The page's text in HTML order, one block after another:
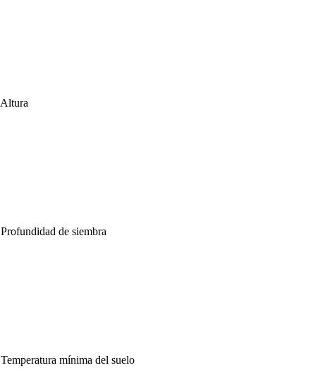
Altura
Profundidad de siembra
Temperatura mínima del suelo